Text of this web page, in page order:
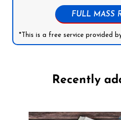
FULL MASS
*This is a free service provided
Recently